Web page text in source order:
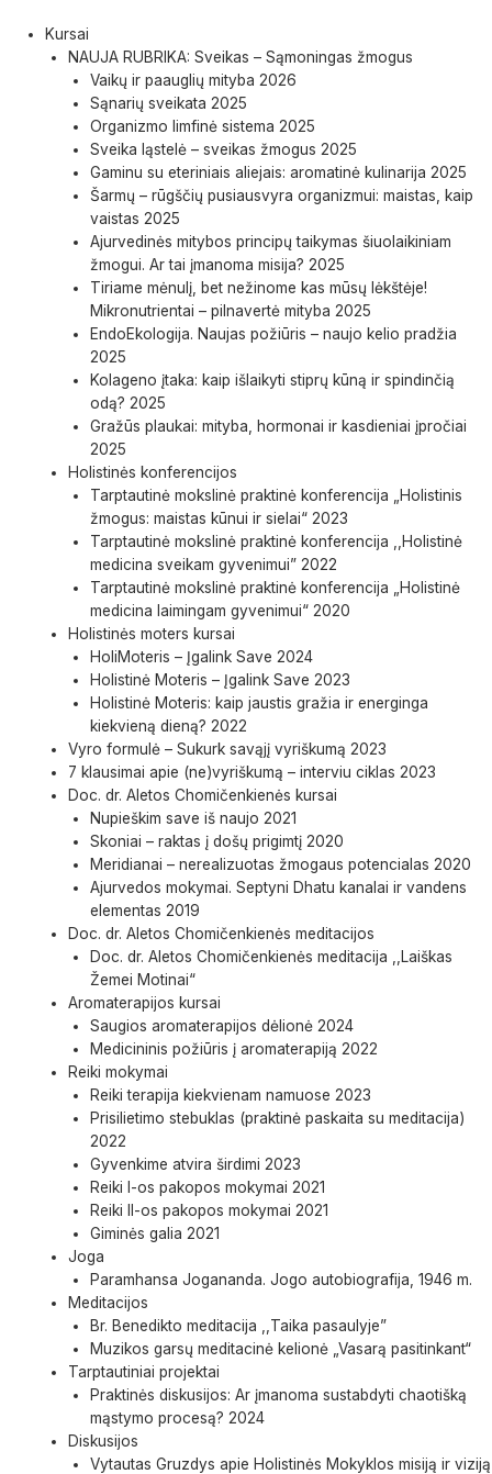
Kursai
NAUJA RUBRIKA: Sveikas – Sąmoningas žmogus
Vaikų ir paauglių mityba 2026
Sąnarių sveikata 2025
Organizmo limfinė sistema 2025
Sveika ląstelė – sveikas žmogus 2025
Gaminu su eteriniais aliejais: aromatinė kulinarija 2025
Šarmų – rūgščių pusiausvyra organizmui: maistas, kaip
vaistas 2025
Ajurvedinės mitybos principų taikymas šiuolaikiniam
žmogui. Ar tai įmanoma misija? 2025
Tiriame mėnulį, bet nežinome kas mūsų lėkštėje!
Mikronutrientai – pilnavertė mityba 2025
EndoEkologija. Naujas požiūris – naujo kelio pradžia
2025
Kolageno įtaka: kaip išlaikyti stiprų kūną ir spindinčią
odą? 2025
Gražūs plaukai: mityba, hormonai ir kasdieniai įpročiai
2025
Holistinės konferencijos
Tarptautinė mokslinė praktinė konferencija „Holistinis
žmogus: maistas kūnui ir sielai“ 2023
Tarptautinė mokslinė praktinė konferencija ,,Holistinė
medicina sveikam gyvenimui” 2022
Tarptautinė mokslinė praktinė konferencija „Holistinė
medicina laimingam gyvenimui“ 2020
Holistinės moters kursai
HoliMoteris – Įgalink Save 2024
Holistinė Moteris – Įgalink Save 2023
Holistinė Moteris: kaip jaustis gražia ir energinga
kiekvieną dieną? 2022
Vyro formulė – Sukurk savąjį vyriškumą 2023
7 klausimai apie (ne)vyriškumą – interviu ciklas 2023
Doc. dr. Aletos Chomičenkienės kursai
Nupieškim save iš naujo 2021
Skoniai – raktas į došų prigimtį 2020
Meridianai – nerealizuotas žmogaus potencialas 2020
Ajurvedos mokymai. Septyni Dhatu kanalai ir vandens
elementas 2019
Doc. dr. Aletos Chomičenkienės meditacijos
Doc. dr. Aletos Chomičenkienės meditacija ,,Laiškas
Žemei Motinai“
Aromaterapijos kursai
Saugios aromaterapijos dėlionė 2024
Medicininis požiūris į aromaterapiją 2022
Reiki mokymai
Reiki terapija kiekvienam namuose 2023
Prisilietimo stebuklas (praktinė paskaita su meditacija)
2022
Gyvenkime atvira širdimi 2023
Reiki I-os pakopos mokymai 2021
Reiki II-os pakopos mokymai 2021
Giminės galia 2021
Joga
Paramhansa Jogananda. Jogo autobiografija, 1946 m.
Meditacijos
Br. Benedikto meditacija ,,Taika pasaulyje”
Muzikos garsų meditacinė kelionė „Vasarą pasitinkant“
Tarptautiniai projektai
Praktinės diskusijos: Ar įmanoma sustabdyti chaotišką
mąstymo procesą? 2024
Diskusijos
Vytautas Gruzdys apie Holistinės Mokyklos misiją ir viziją
Menu